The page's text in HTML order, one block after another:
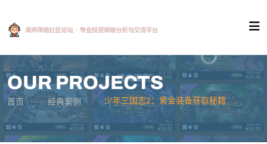
OUR PROJECTS
首页 经典案例 少年三国志2：紫金装备获取秘籍